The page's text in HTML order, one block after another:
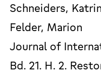
Schneiders,
Felder, Marion
Journal of
Bd. 21. H. 2.